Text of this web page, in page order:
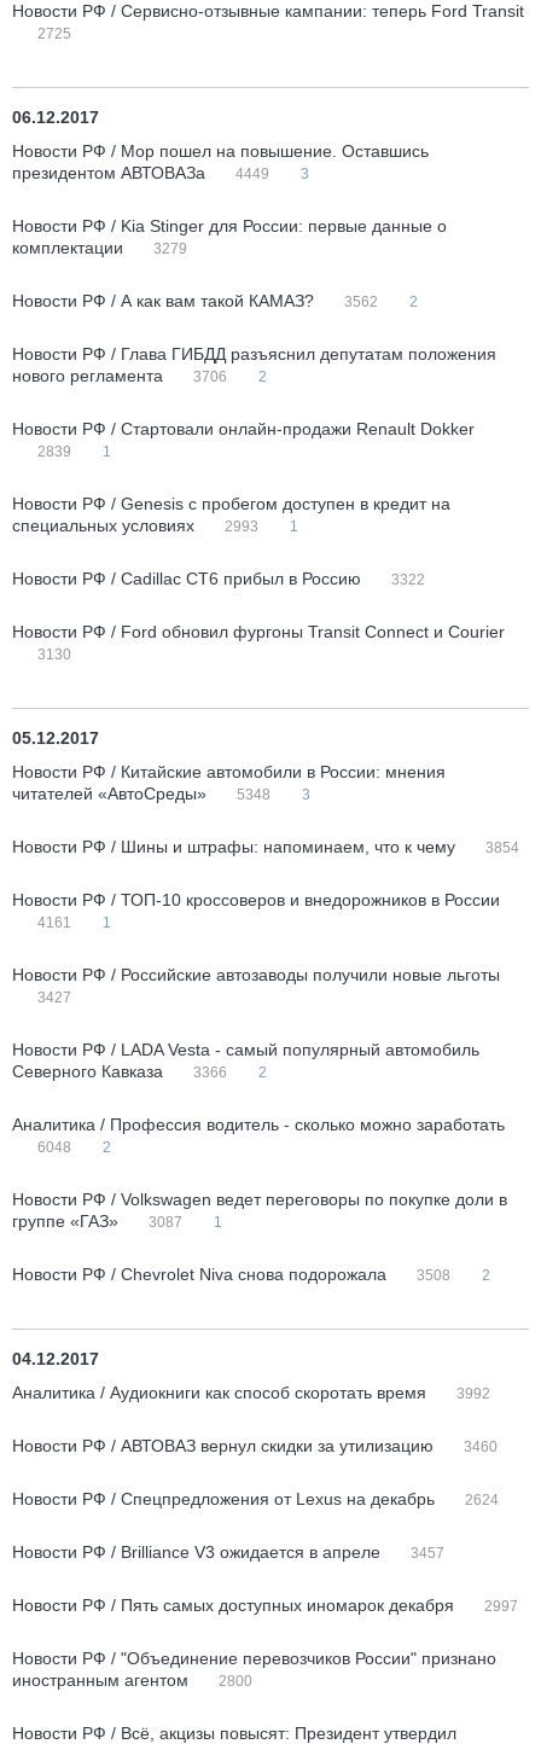
Новости РФ / Сервисно-отзывные кампании: теперь Ford Transit
2725
06.12.2017
Новости РФ / Мор пошел на повышение. Оставшись
президентом АВТОВАЗа
4449 3
Новости РФ / Kia Stinger для России: первые данные о
комплектации
3279
Новости РФ / А как вам такой КАМАЗ? 3562 2
Новости РФ / Глава ГИБДД разъяснил депутатам положения
нового регламента
3706 2
Новости РФ / Стартовали онлайн-продажи Renault Dokker
2839 1
Новости РФ / Genesis с пробегом доступен в кредит на
специальных условиях
2993 1
Новости РФ / Cadillac CT6 прибыл в Россию 3322
Новости РФ / Ford обновил фургоны Transit Connect и Courier
3130
05.12.2017
Новости РФ / Китайские автомобили в России: мнения
читателей «АвтоСреды»
5348 3
Новости РФ / Шины и штрафы: напоминаем, что к чему 3854
Новости РФ / ТОП-10 кроссоверов и внедорожников в России
4161 1
Новости РФ / Российские автозаводы получили новые льготы
3427
Новости РФ / LADA Vesta - самый популярный автомобиль
Северного Кавказа
3366 2
Аналитика / Профессия водитель - сколько можно заработать
6048 2
Новости РФ / Volkswagen ведет переговоры по покупке доли в
группе «ГАЗ»
3087 1
Новости РФ / Chevrolet Niva снова подорожала 3508 2
04.12.2017
Аналитика / Аудиокниги как способ скоротать время
3992
Новости РФ / АВТОВАЗ вернул скидки за утилизацию 3460
Новости РФ / Спецпредложения от Lexus на декабрь 2624
Новости РФ / Brilliance V3 ожидается в апреле 3457
Новости РФ / Пять самых доступных иномарок декабря 2997
Новости РФ / "Объединение перевозчиков России" признано
иностранным агентом
2800
Новости РФ / Всё, акцизы повысят: Президент утвердил